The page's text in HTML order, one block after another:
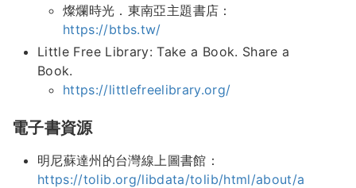
燦爛時光．東南亞主題書店：
https://btbs.tw/
Little Free Library: Take a Book. Share a
Book.
https://littlefreelibrary.org/
電子書資源
明尼蘇達州的台灣線上圖書館：
https://tolib.org/libdata/tolib/html/about/a